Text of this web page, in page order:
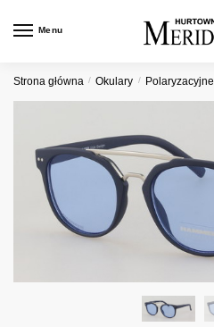
Menu
Strona główna / Okulary / Polaryzacyjne